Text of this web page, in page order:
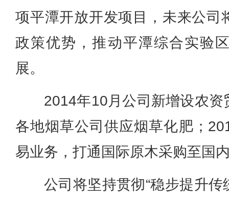
项平潭开放开发项目，未来公司
政策优势，推动平潭综合实验
展。
2014年10月公司新增设农
各地烟草公司供应烟草化肥；
易业务，打通国际原木采购至国
公司将坚持贯彻“稳步提升